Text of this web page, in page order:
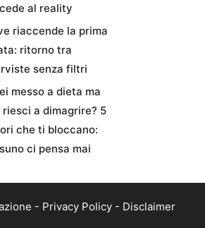
al reality
riaccende la prima
ritorno tra
senza filtri
messo a dieta ma
riesci a dimagrire? 5
che ti bloccano:
ci pensa mai
- Privacy Policy - Disclaimer